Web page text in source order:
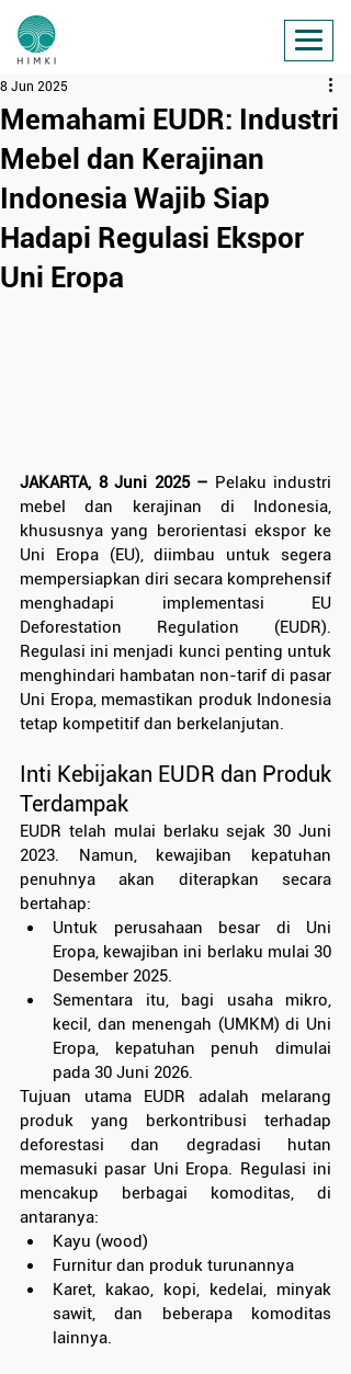
Memahami EUDR: Industri
Mebel dan Kerajinan
Indonesia Wajib Siap
Hadapi Regulasi Ekspor
Uni Eropa
8 Jun 2025
JAKARTA, 8 Juni 2025 – Pelaku industri
mebel dan kerajinan di Indonesia,
khususnya yang berorientasi ekspor ke
Uni Eropa (EU), diimbau untuk segera
mempersiapkan diri secara komprehensif
menghadapi implementasi EU
Deforestation Regulation (EUDR).
Regulasi ini menjadi kunci penting untuk
menghindari hambatan non-tarif di pasar
Uni Eropa, memastikan produk Indonesia
tetap kompetitif dan berkelanjutan.
Inti Kebijakan EUDR dan Produk
Terdampak
EUDR telah mulai berlaku sejak 30 Juni
2023. Namun, kewajiban kepatuhan
penuhnya akan diterapkan secara
bertahap:
Untuk perusahaan besar di Uni
Eropa, kewajiban ini berlaku mulai 30
Desember 2025.
Sementara itu, bagi usaha mikro,
kecil, dan menengah (UMKM) di Uni
Eropa, kepatuhan penuh dimulai
pada 30 Juni 2026.
Tujuan utama EUDR adalah melarang
produk yang berkontribusi terhadap
deforestasi dan degradasi hutan
memasuki pasar Uni Eropa. Regulasi ini
mencakup berbagai komoditas, di
antaranya:
Kayu (wood)
Furnitur dan produk turunannya
Karet, kakao, kopi, kedelai, minyak
sawit, dan beberapa komoditas
lainnya.